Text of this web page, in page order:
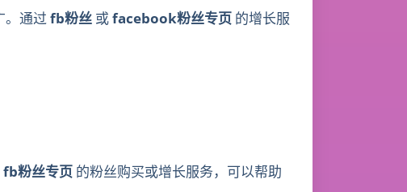
。通过fb粉丝 或facebook粉丝专页 的增长服
fb粉丝专页 的粉丝购买或增长服务，可以帮助